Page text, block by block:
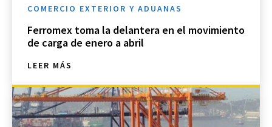
COMERCIO EXTERIOR Y ADUANAS
Ferromex toma la delantera en el movimiento
de carga de enero a abril
LEER MÁS